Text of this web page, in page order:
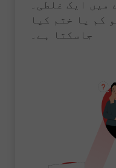
میں ایک غلطی۔
کم یا ختم کیا
جاسکتا ہے۔